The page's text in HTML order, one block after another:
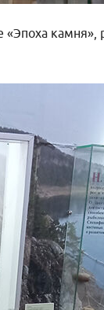
камня»,